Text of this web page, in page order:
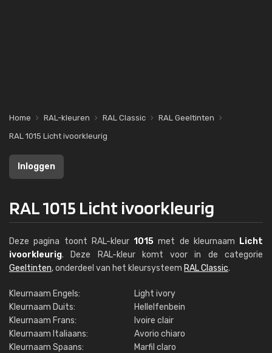
Home RAL-kleuren RAL Classic
RAL Geeltinten
RAL 1015 Licht ivoorkleurig
Inloggen
RAL 1015 Licht ivoorkleurig
Deze pagina toont RAL-kleur 1015 met de kleurnaam
Licht
ivoorkleurig. Deze RAL-kleur komt voor in de categorie
Geeltinten, onderdeel van het kleursysteem RAL Classic.
Kleurnaam Engels:
Light ivory
Kleurnaam Duits:
Hellelfenbein
Kleurnaam Frans:
Ivoire clair
Kleurnaam Italiaans:
Avorio chiaro
Kleurnaam Spaans:
Marfil claro